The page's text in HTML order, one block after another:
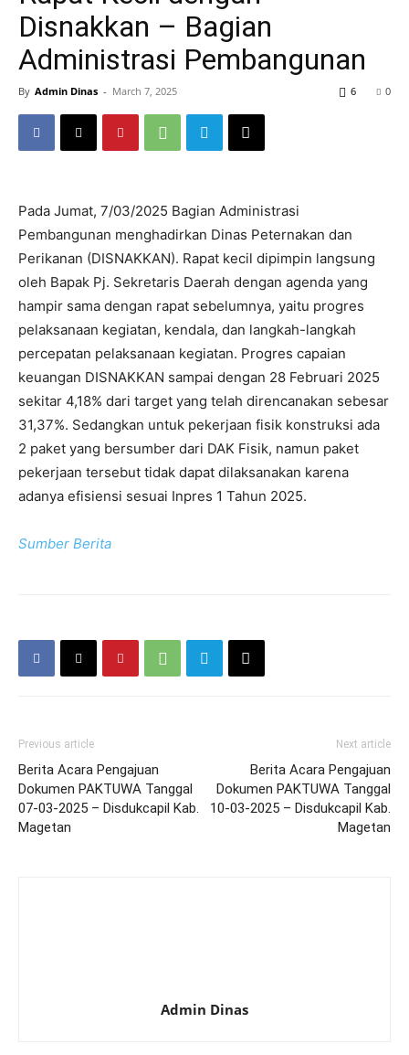
Disnakkan – Bagian
Administrasi Pembangunan
By Admin Dinas - March 7, 2025 0
6
Pada Jumat, 7/03/2025 Bagian Administrasi
Pembangunan menghadirkan Dinas Peternakan dan
Perikanan (DISNAKKAN). Rapat kecil dipimpin langsung
oleh Bapak Pj. Sekretaris Daerah dengan agenda yang
hampir sama dengan rapat sebelumnya, yaitu progres
pelaksanaan kegiatan, kendala, dan langkah-langkah
percepatan pelaksanaan kegiatan. Progres capaian
keuangan DISNAKKAN sampai dengan 28 Februari 2025
sekitar 4,18% dari target yang telah direncanakan sebesar
31,37%. Sedangkan untuk pekerjaan fisik konstruksi ada
2 paket yang bersumber dari DAK Fisik, namun paket
pekerjaan tersebut tidak dapat dilaksanakan karena
adanya efisiensi sesuai Inpres 1 Tahun 2025.
Sumber Berita
Previous article
Berita Acara Pengajuan
Dokumen PAKTUWA Tanggal
07-03-2025 – Disdukcapil Kab.
Magetan
Next article
Berita Acara Pengajuan
Dokumen PAKTUWA Tanggal
10-03-2025 – Disdukcapil Kab.
Magetan
Admin Dinas